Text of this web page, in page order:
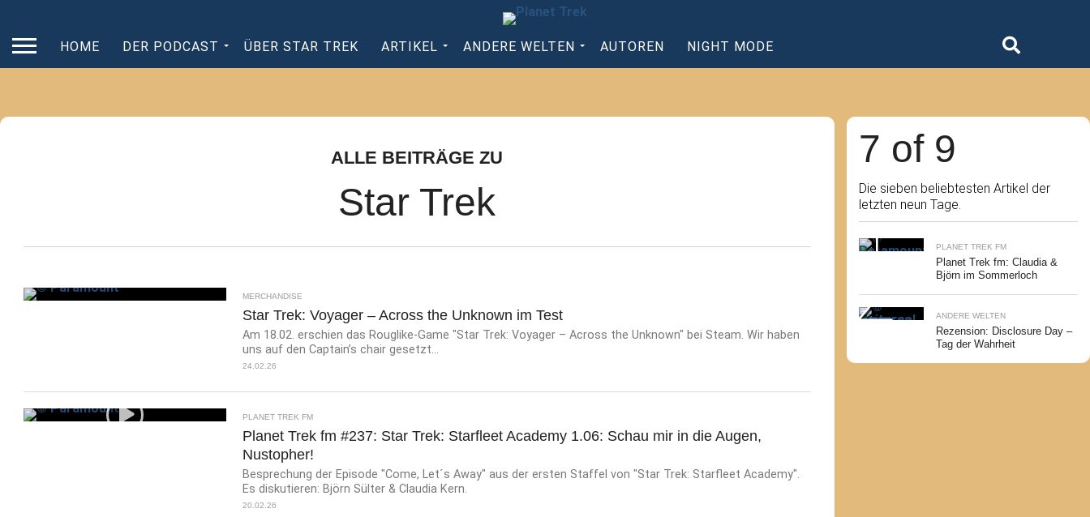
HOME DER PODCAST ÜBER STAR TREK ARTIKEL ANDERE WELTEN AUTOREN NIGHT MODE
ALLE BEITRÄGE ZU
Star Trek
MERCHANDISE
Star Trek: Voyager – Across the Unknown im Test
Am 18.02. erschien das Rouglike-Game "Star Trek: Voyager – Across the Unknown" bei Steam. Wir haben
uns auf den Captain’s chair gesetzt...
24.02.26
PLANET TREK FM
Planet Trek fm #237: Star Trek: Starfleet Academy 1.06: Schau mir in die Augen,
Nustopher!
Besprechung der Episode "Come, Let´s Away" aus der ersten Staffel von "Star Trek: Starfleet Academy".
Es diskutieren: Björn Sülter & Claudia Kern.
20.02.26
7 of 9
Die sieben beliebtesten Artikel der
letzten neun Tage.
PLANET TREK FM
Planet Trek fm: Claudia &
Björn im Sommerloch
ANDERE WELTEN
Rezension: Disclosure Day –
Tag der Wahrheit